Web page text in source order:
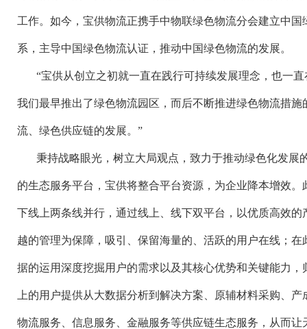
工作。如今，宝供物流正携手中物联绿色物流分会建立中
系，主导中国绿色物流认证，推动中国绿色物流的发展。
“宝供从创立之初就一直在践行可持续发展理念，也一
我们最早推出了绿色物流园区，而后不断推进绿色物流措
流、绿色供应链的发展。”
秉持战略眼光，树立大局观点，致力于推动绿色化发展
的生态服务平台，宝供将整合平台资源，为企业降本增效
下线上两条线并行，通过线上、线下双平台，以优质高效
越的管理为保障，吸引、保留海量的、活跃的用户在线；
据的运用深度挖掘用户的需求以及其核心优势和关键能力
上的用户提供从大数据分析到解决方案、原辅材料采购、
物流服务、信息服务、金融服务等供应链生态服务，从而